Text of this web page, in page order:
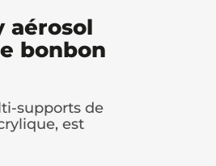
aérosol
bonbon
supports de
est